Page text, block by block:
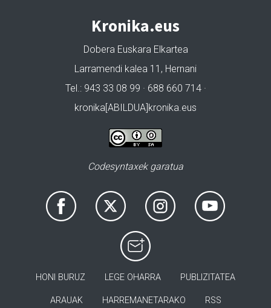
Kronika.eus
Dobera Euskara Elkartea
Larramendi kalea 11, Hernani
Tel.: 943 33 08 99 · 688 660 714 ·
kronika[ABILDUA]kronika.eus
Codesyntaxek garatua
HONI BURUZ LEGE OHARRA PUBLIZITATEA
ARAUAK HARREMANETARAKO RSS